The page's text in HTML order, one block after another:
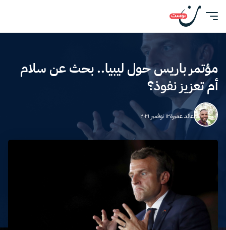
مؤتمر باريس حول ليبيا.. بحث عن سلام
أم تعزيز نفوذ؟
عائد عميرة١٢ نوفمبر ٢٠٢١